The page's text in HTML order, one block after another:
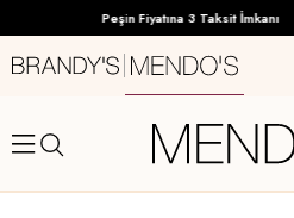
Peşin Fiyatına 3 Taksit İmkanı